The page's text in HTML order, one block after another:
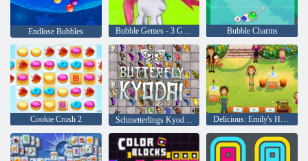
Endlose Bubbles Bubble Gemes - 3 Gewinnt Bubble Charms
Cookie Crush 2 Schmetterlings Kyodai HD Delicious: Emily's Home, Sweet Home